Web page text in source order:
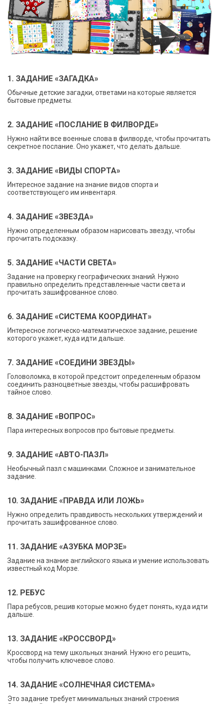
1. ЗАДАНИЕ «ЗАГАДКА»
Обычные детские загадки, ответами на которые является
бытовые предметы.
2. ЗАДАНИЕ «ПОСЛАНИЕ В ФИЛВОРДЕ»
Нужно найти все военные слова в филворде, чтобы прочитать
секретное послание. Оно укажет, что делать дальше.
3. ЗАДАНИЕ «ВИДЫ СПОРТА»
Интересное задание на знание видов спорта и
соответствующего им инвентаря.
4. ЗАДАНИЕ «ЗВЕЗДА»
Нужно определенным образом нарисовать звезду, чтобы
прочитать подсказку.
5. ЗАДАНИЕ «ЧАСТИ СВЕТА»
Задание на проверку географических знаний. Нужно
правильно определить представленные части света и
прочитать зашифрованное слово.
6. ЗАДАНИЕ «СИСТЕМА КООРДИНАТ»
Интересное логическо-математическое задание, решение
которого укажет, куда идти дальше.
7. ЗАДАНИЕ «СОЕДИНИ ЗВЕЗДЫ»
Головоломка, в которой предстоит определенным образом
соединить разноцветные звезды, чтобы расшифровать
тайное слово.
8. ЗАДАНИЕ «ВОПРОС»
Пара интересных вопросов про бытовые предметы.
9. ЗАДАНИЕ «АВТО-ПАЗЛ»
Необычный пазл с машинками. Сложное и занимательное
задание.
10. ЗАДАНИЕ «ПРАВДА ИЛИ ЛОЖЬ»
Нужно определить правдивость нескольких утверждений и
прочитать зашифрованное слово.
11. ЗАДАНИЕ «АЗУБКА МОРЗЕ»
Задание на знание английского языка и умение использовать
известный код Морзе.
12. РЕБУС
Пара ребусов, решив которые можно будет понять, куда идти
дальше.
13. ЗАДАНИЕ «КРОССВОРД»
Кроссворд на тему школьных знаний. Нужно его решить,
чтобы получить ключевое слово.
14. ЗАДАНИЕ «СОЛНЕЧНАЯ СИСТЕМА»
Это задание требует минимальных знаний строения